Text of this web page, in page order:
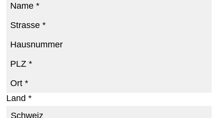
Name *
Strasse *
Hausnummer
PLZ *
Ort *
Land *